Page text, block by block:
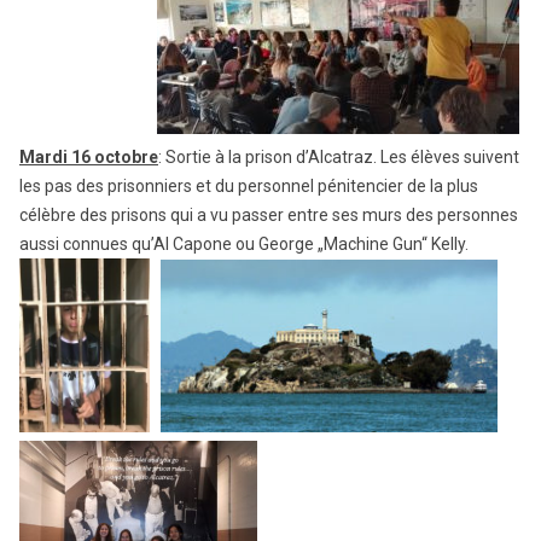
Mardi 16 octobre: Sortie à la prison d’Alcatraz. Les élèves suivent
les pas des prisonniers et du personnel pénitencier de la plus
célèbre des prisons qui a vu passer entre ses murs des personnes
aussi connues qu’Al Capone ou George „Machine Gun“ Kelly.